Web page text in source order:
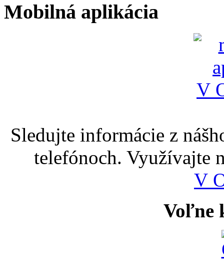
Mobilná aplikácia
Sledujte informácie z
telefónoch. Využívajte
V
Voľne